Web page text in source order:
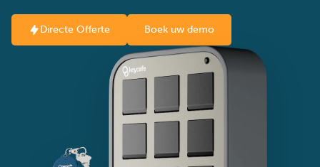
Directe Offerte Boek uw demo